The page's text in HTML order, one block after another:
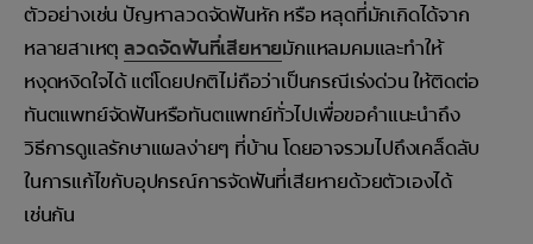
ตัวอย่างเช่น ปัญหาลวดจัดฟันหัก หรือ หลุดที่มักเกิดได้จาก
หลายสาเหตุลวดจัดฟันที่เสียหายมักแหลมคมและทำให้
หงุดหงิดใจได้ แต่โดยปกติไม่ถือว่าเป็นกรณีเร่งด่วน ให้ติดต่อ
ทันตแพทย์จัดฟันหรือทันตแพทย์ทั่วไปเพื่อขอคำแนะนำถึง
วิธีการดูแลรักษาแผลง่ายๆ ที่บ้าน โดยอาจรวมไปถึงเคล็ดลับ
ในการแก้ไขกับอุปกรณ์การจัดฟันที่เสียหายด้วยตัวเองได้
เช่นกัน